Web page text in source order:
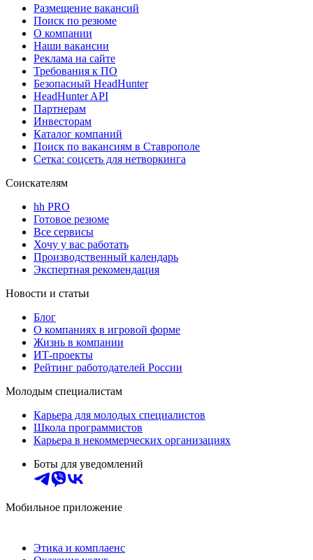
Размещение вакансий
Поиск по резюме
О компании
Наши вакансии
Реклама на сайте
Требования к ПО
Безопасный HeadHunter
HeadHunter API
Партнерам
Инвесторам
Каталог компаний
Поиск по вакансиям в Ставрополе
Сетка: соцсеть для нетворкинга
Соискателям
hh PRO
Готовое резюме
Все сервисы
Хочу у вас работать
Производственный календарь
Экспертная рекомендация
Новости и статьи
Блог
О компаниях в игровой форме
Жизнь в компании
ИТ-проекты
Рейтинг работодателей России
Молодым специалистам
Карьера для молодых специалистов
Школа программистов
Карьера в некоммерческих организациях
Боты для уведомлений
Мобильное приложение
Этика и комплаенс